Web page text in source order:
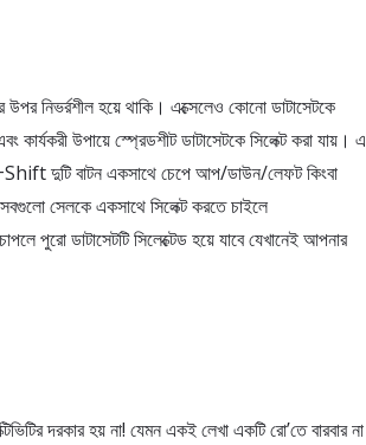
নিভর্রশীল হয়ে থাকি। এক্সেলেও কোনো ডাটাসেটকে
উপায়ে স্প্রেডশীট ডাটাসেটকে সিলেক্ট করা যায়। এ
দুটি বাটন একসাথে চেপে আপ/ডাউন/লেফট কিংবা
সেলকে একসাথে সিলেক্ট করতে চাইলে
ডাটাসেটটি সিলেক্টেড হয়ে যাবে যেখানেই আপনার
দরকার হয় না! যেমন একই লেখা একটি রো’তে বারবার না